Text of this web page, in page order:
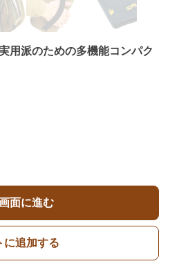
用派のための多機能コンパク
面に進む
に追加する